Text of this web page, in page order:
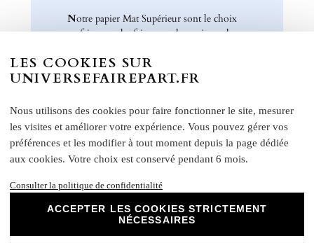
Notre papier Mat Supérieur sont le choix
parfait pour des faire-part de mariage, des
remerciements et bien plus encore. Optez
pour ce papier de haute qualité pour un
marquera l'élégance de vos évènements
spéciaux. Laissez libre cours à votre
créativité et personnalisez nos papiers Mat
Supérieur pour créer des souvenirs uniques
et inoubliables.
Chez Universe Faire-part, nous mettons
tout en œuvre pour vous offrir des produits
d'exception qui répondent à vos attentes les
plus exigeantes. Faites confiance à notre
LES COOKIES SUR
UNIVERSEFAIREPART.FR
Nous utilisons des cookies pour faire fonctionner le site, mesurer
les visites et améliorer votre expérience. Vous pouvez gérer vos
préférences et les modifier à tout moment depuis la page dédiée
aux cookies. Votre choix est conservé pendant 6 mois.
Consulter la politique de confidentialité
ACCEPTER LES COOKIES STRICTEMENT
NÉCESSAIRES